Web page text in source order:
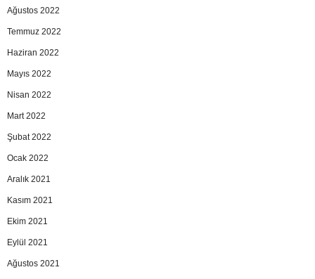
Ağustos 2022
Temmuz 2022
Haziran 2022
Mayıs 2022
Nisan 2022
Mart 2022
Şubat 2022
Ocak 2022
Aralık 2021
Kasım 2021
Ekim 2021
Eylül 2021
Ağustos 2021